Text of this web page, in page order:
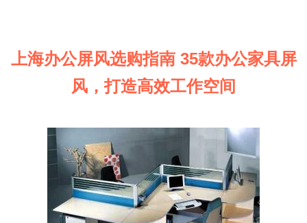
上海办公屏风选购指南 35款办公家具屏
风，打造高效工作空间